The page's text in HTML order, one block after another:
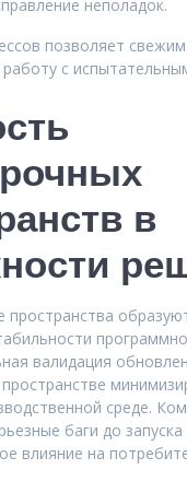
неполадок.
позволяет
с
в
пространства
валидация
среде.
баги до
влияние на